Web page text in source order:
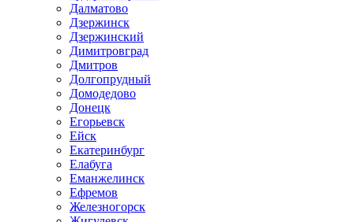
Далматово
Дзержинск
Дзержинский
Димитровград
Дмитров
Долгопрудный
Домодедово
Донецк
Егорьевск
Ейск
Екатеринбург
Елабуга
Еманжелинск
Ефремов
Железногорск